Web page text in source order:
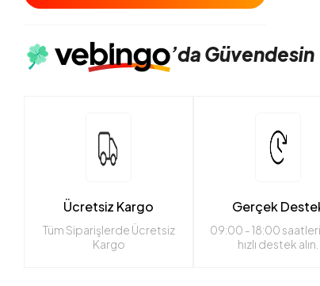
’da Güvendesin
Ücretsiz Kargo
Tüm Siparişlerde Ücretsiz
Kargo
Gerçek
09:00 - 18:00 saatleri
hızlı destek alın.